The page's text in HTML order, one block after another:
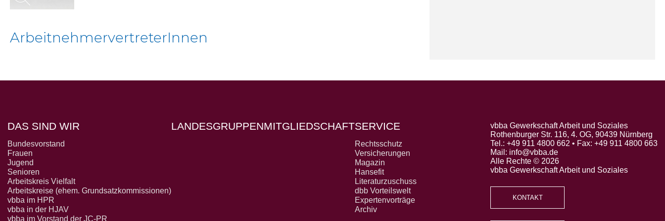
ArbeitnehmervertreterInnen
DAS SIND WIR
Bundesvorstand
Frauen
Jugend
Senioren
Arbeitskreis Vielfalt
Arbeitskreise (ehem. Grundsatzkommissionen)
vbba im HPR
vbba in der HJAV
vbba im Vorstand der JC-PR
LANDESGRUPPENMITGLIEDSCHAFTSERVICE
Rechtsschutz
Versicherungen
Magazin
Hansefit
Literaturzuschuss
dbb Vorteilswelt
Expertenvorträge
Archiv
vbba Gewerkschaft Arbeit und Soziales
Rothenburger Str. 116, 4. OG, 90439 Nürnberg
Tel.: +49 911 4800 662 • Fax: +49 911 4800 663
Mail: info@vbba.de
Alle Rechte © 2026
vbba Gewerkschaft Arbeit und Soziales
KONTAKT